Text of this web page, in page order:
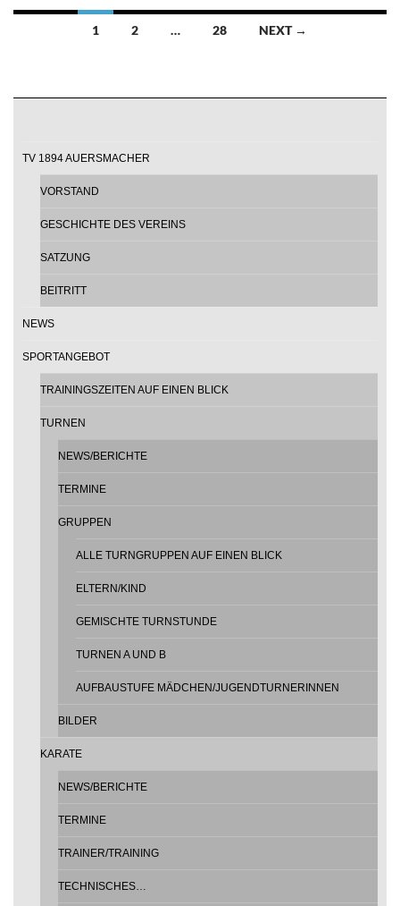
1 2 … 28 NEXT →
TV 1894 AUERSMACHER
VORSTAND
GESCHICHTE DES VEREINS
SATZUNG
BEITRITT
NEWS
SPORTANGEBOT
TRAININGSZEITEN AUF EINEN BLICK
TURNEN
NEWS/BERICHTE
TERMINE
GRUPPEN
ALLE TURNGRUPPEN AUF EINEN BLICK
ELTERN/KIND
GEMISCHTE TURNSTUNDE
TURNEN A UND B
AUFBAUSTUFE MÄDCHEN/JUGENDTURNERINNEN
BILDER
KARATE
NEWS/BERICHTE
TERMINE
TRAINER/TRAINING
TECHNISCHES…